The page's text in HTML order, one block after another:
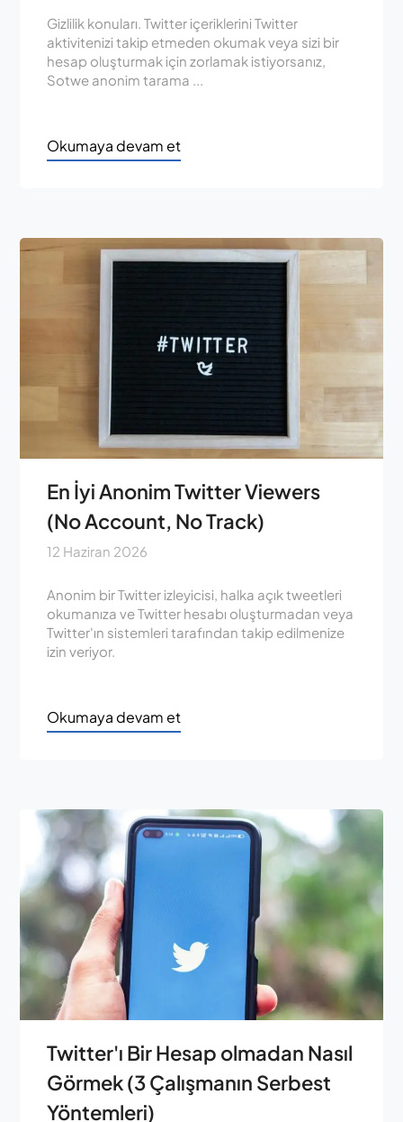
Gizlilik konuları. Twitter içeriklerini Twitter
aktivitenizi takip etmeden okumak veya sizi bir
hesap oluşturmak için zorlamak istiyorsanız,
Sotwe anonim tarama ...
Okumaya devam et
En İyi Anonim Twitter Viewers
(No Account, No Track)
12 Haziran 2026
Anonim bir Twitter izleyicisi, halka açık tweetleri
okumanıza ve Twitter hesabı oluşturmadan veya
Twitter'ın sistemleri tarafından takip edilmenize
izin veriyor.
Okumaya devam et
Twitter'ı Bir Hesap olmadan Nasıl
Görmek (3 Çalışmanın Serbest
Yöntemleri)